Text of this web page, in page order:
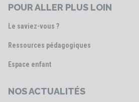
POUR ALLER PLUS LOIN
Le saviez-vous ?
Ressources pédagogiques
Espace enfant
NOS ACTUALITÉS